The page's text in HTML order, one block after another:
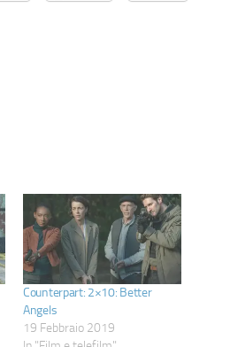
Counterpart: 2×10: Better
Angels
19 Febbraio 2019